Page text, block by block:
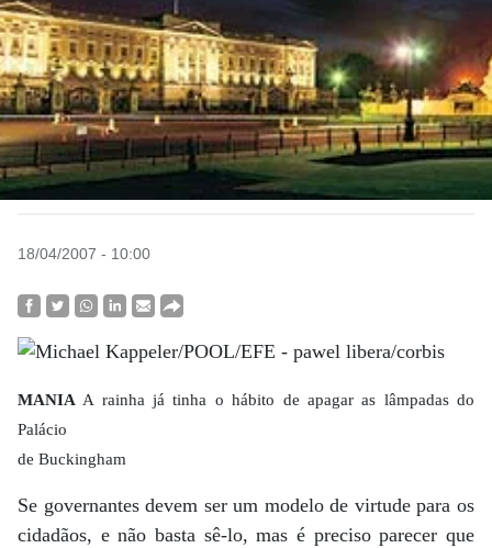
18/04/2007 - 10:00
MANIA A rainha já tinha o hábito de apagar as lâmpadas do
Palácio
de Buckingham
Se governantes devem ser um modelo de virtude para os
cidadãos, e não basta sê-lo, mas é preciso parecer que